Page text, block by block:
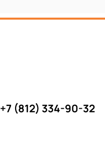
+7 (812) 334-90-32